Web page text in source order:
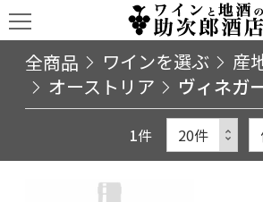
全商品 ワインを選ぶ
産
オーストリア
ヴィネガ
1件